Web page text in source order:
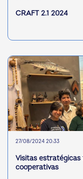
CRAFT 2.1 2024
27/08/2024 20:33
Visitas
cooperativas